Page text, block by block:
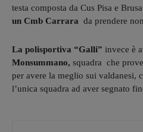
testa composta da Cus Pisa e
un Cmb Carrara da prendere
La polisportiva “Galli” invece è
Monsummano, squadra che
per avere la meglio sui valdanesi,
l’unica squadra ad aver segnato